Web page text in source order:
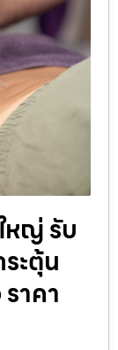
หญ่ รับ
ะตุ้น
าคา